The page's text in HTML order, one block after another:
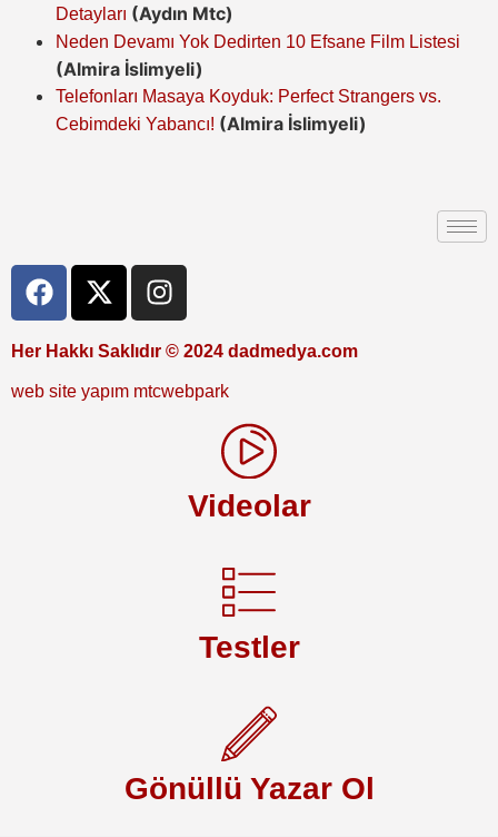
Detayları (Aydın Mtc)
Neden Devamı Yok Dedirten 10 Efsane Film Listesi
(Almira İslimyeli)
Telefonları Masaya Koyduk: Perfect Strangers vs.
Cebimdeki Yabancı! (Almira İslimyeli)
Her Hakkı Saklıdır © 2024 dadmedya.com
web site yapım mtcwebpark
Videolar
Testler
Gönüllü Yazar Ol